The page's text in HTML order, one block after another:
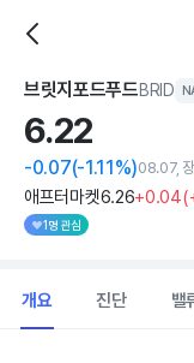
브릿지포드푸드BRID
6.22
-0.07(-1.11%)08.07,
애프터마켓6.26+0.04(
1명 관심
개요 진단 밸